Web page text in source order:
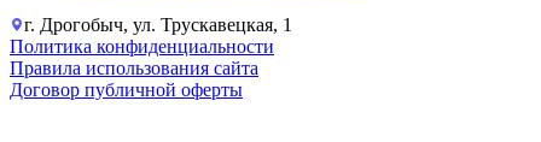
г. Дрогобыч, ул. Трускавецкая, 1
Политика конфиденциальности
Правила использования сайта
Договор публичной оферты